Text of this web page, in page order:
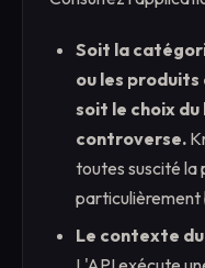
Soit la
ou les
soit le choix
controverse.
toutes suscité la
particulièrement
Le contexte